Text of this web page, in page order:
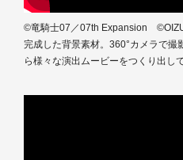
©竜騎士07／07th Expansion
完成した背景素材。360°カメラで撮
ら様々な演出ムービーをつくり出し